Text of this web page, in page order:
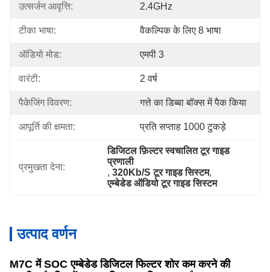
उत्सर्जन आवृत्ति: 2.4GHz
टीका भाषा: वैकल्पिक के लिए 8 भाषा
ऑडियो मोड: एमपी 3
वारंटी: 2 वर्ष
पैकेजिंग विवरण: गत्ते का डिब्बा बॉक्स में पैक किया
आपूर्ति की क्षमता: प्रति सप्ताह 1000 टुकड़े
प्रमुखता देना:
डिजिटल फ़िल्टर स्वचालित टूर गाइड
प्रणाली
, 320Kb/S टूर गाइड सिस्टम,
एम्बेडेड ऑडियो टूर गाइड सिस्टम
उत्पाद वर्णन
M7C में SOC एम्बेडेड डिजिटल फिल्टर शोर कम करने की